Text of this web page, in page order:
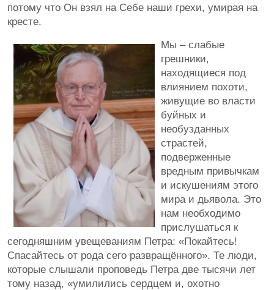
потому что Он взял на Себе наши грехи, умирая на
кресте.
Мы – слабые
грешники,
находящиеся под
влиянием похоти,
живущие во власти
буйных и
необузданных
страстей,
подверженные
вредным привычкам
и искушениям этого
мира и дьявола. Это
нам необходимо
прислушаться к
сегодняшним увещеваниям Петра: «Покайтесь!
Спасайтесь от рода сего развращённого». Те люди,
которые слышали проповедь Петра две тысячи лет
тому назад, «умилились сердцем и, охотно